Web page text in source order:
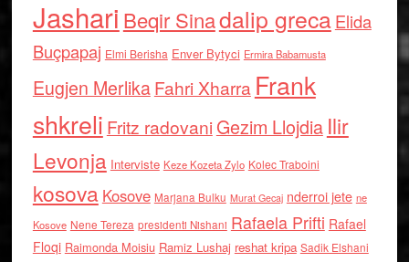
Jashari Beqir Sinadalip grecaElida
Buçpapaj Elmi Berisha Enver Bytyci Ermira Babamusta
Eugjen MerlikaFahri Xharra Frank
shkreli Fritz radovaniGezim Llojdia Ilir
Levonja Interviste Keze Kozeta Zylo Kolec Traboini
kosova Kosove Marjana Bulku Murat Gecaj nderroi jete ne
Kosove Nene Tereza presidenti Nishani Rafaela Prifti Rafael
Floqi Raimonda Moisiu Ramiz Lushaj reshat kripa Sadik Elshani